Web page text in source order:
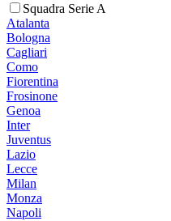
Squadra Serie A
Atalanta
Bologna
Cagliari
Como
Fiorentina
Frosinone
Genoa
Inter
Juventus
Lazio
Lecce
Milan
Monza
Napoli